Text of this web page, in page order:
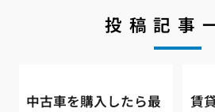
投稿記事
中古車を購入したら最
賃